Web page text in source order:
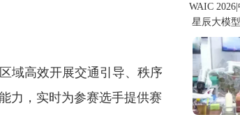
域高效开展交通引导、秩序
力，实时为参赛选手提供赛
WAIC
星辰大模